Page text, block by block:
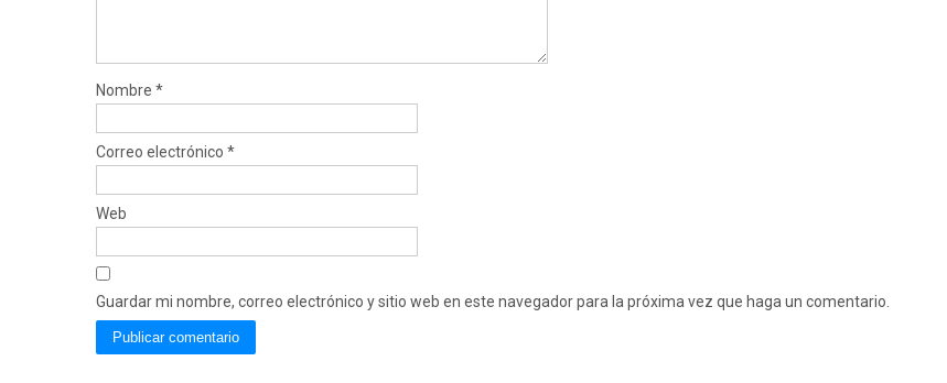
Nombre *
Correo electrónico *
Web
Guardar mi nombre, correo electrónico y sitio web en este navegador para la próxima vez que haga un comentario.